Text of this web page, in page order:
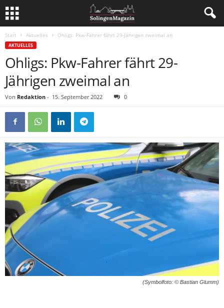
Start Aktuelles Ohligs: Pkw-Fahrer fährt 29-Jährigen zweimal an
AKTUELLES
Ohligs: Pkw-Fahrer fährt 29-
Jährigen zweimal an
Von Redaktion - 15. September 2022 0
(Symbolfoto: © Bastian Glumm)